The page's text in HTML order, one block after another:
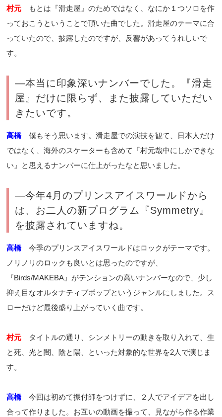
村元 もとは『滑走屋』のためではなく、なにか１つソロを作
っておこうということで頂いた曲でした。滑走屋のテーマに合
っていたので、披露したのですが、反響があってうれしいで
す。
―本当に印象深いナンバーでした。『滑走
屋』だけに限らず、また披露していただい
きたいです。
高橋 僕もそう思います。滑走屋での演技を観て、日本人だけ
ではなく、海外のスケーターも含めて『村元哉中にしかできな
い』と思えるナンバーに仕上がったなと思いました。
―今年4月のプリンスアイスワールドから
は、お二人の新プログラム『Symmetry』
を披露されていますね。
高橋 今季のプリンスアイスワールドはロックがテーマです。
ノリノリのロックも良いとは思ったのですが、
『Birds/MAKEBA』がテンションの高いナンバーなので、少し
抑え目なオルタナティブポップというジャンルにしました。ス
ローだけど最後盛り上がっていく曲です。
村元 タイトルの通り、シンメトリーの動きを取り入れて、生
と死、光と闇、陰と陽、といった対象的な世界を2人で演じま
す。
高橋 今回は初めて振付師をつけずに、２人でアイデアを出し
合って作りました。お互いの動画を撮って、見ながら作る作業